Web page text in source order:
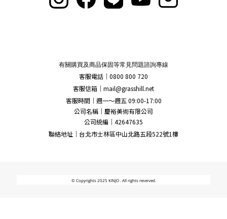
有關購買及商品保固等常見問題諮詢專線
客服電話｜0800 800 720
客服信箱｜ mail@grasshill.net
客服時間｜週一～週五 09:00-17:00
公司名稱｜慶裕美術有限公司
公司統編｜42647635
聯絡地址｜台北市士林區中山北路五段522號1樓
© Copyrights 2025 KINJO . All rights reserved.